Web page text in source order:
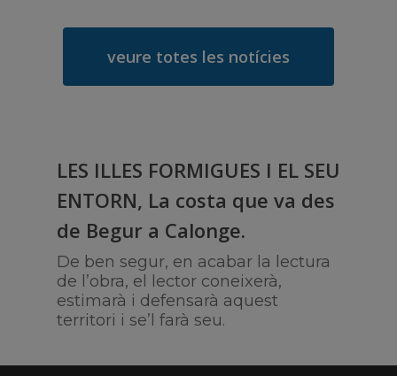
veure totes les notícies
LES ILLES FORMIGUES I EL SEU
ENTORN, La costa que va des
de Begur a Calonge.
De ben segur, en acabar la lectura
de l’obra, el lector coneixerà,
estimarà i defensarà aquest
territori i se’l farà seu.